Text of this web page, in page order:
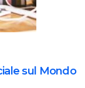
sul Mondo